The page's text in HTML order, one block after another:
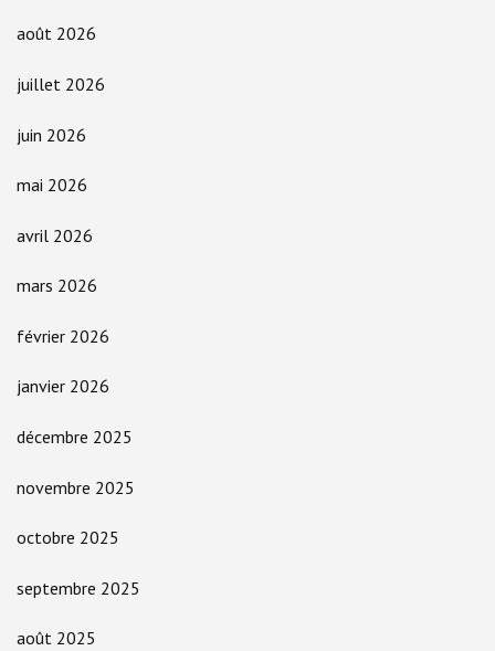
août 2026
juillet 2026
juin 2026
mai 2026
avril 2026
mars 2026
février 2026
janvier 2026
décembre 2025
novembre 2025
octobre 2025
septembre 2025
août 2025